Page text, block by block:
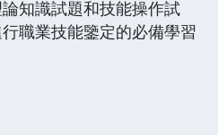
知識試題和技能操作試
職業技能鑒定的必備學習